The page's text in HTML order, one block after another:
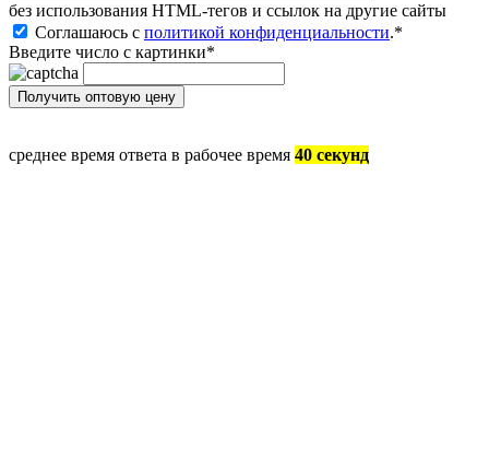
без иcпользования HTML-тегов и ссылок на другие сайты
Соглашаюсь с политикой конфиденциальности.*
Введите число с картинки*
среднее время ответа в рабочее время 40 секунд